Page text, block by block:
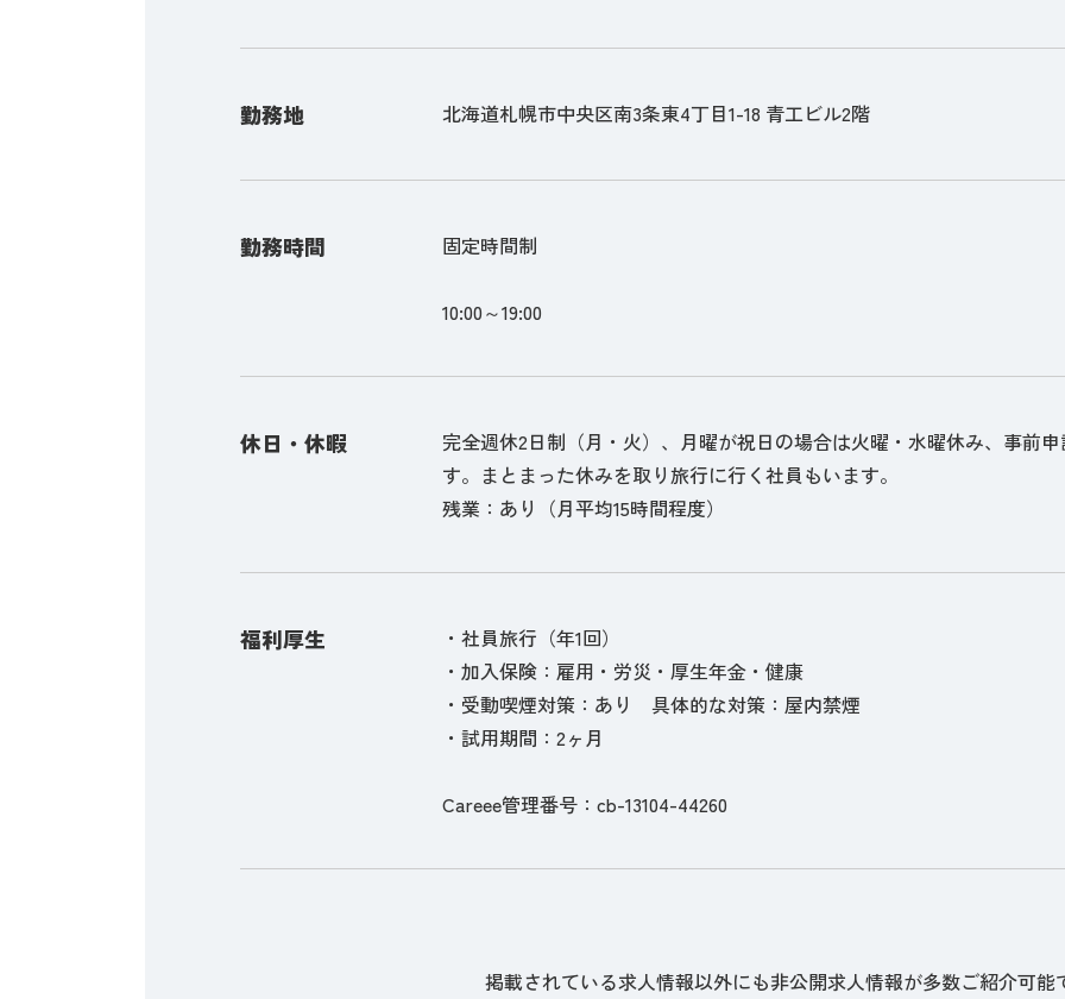
勤務地 北海道札幌市中央区南3条東4丁目1-18 青工ビル2階
勤務時間 固定時間制
10:00～19:00
休日・休暇
完全週休2日制（月・火）、月曜が祝日の場合は火曜・水曜休み、事前
す。まとまった休みを取り旅行に行く社員もいます。
残業：あり（月平均15時間程度）
福利厚生
・社員旅行（年1回）
・加入保険：雇用・労災・厚生年金・健康
・受動喫煙対策：あり 具体的な対策：屋内禁煙
・試用期間：2ヶ月
Careee管理番号：cb-13104-44260
掲載されている求人情報以外にも非公開求人情報が多数ご紹介可能